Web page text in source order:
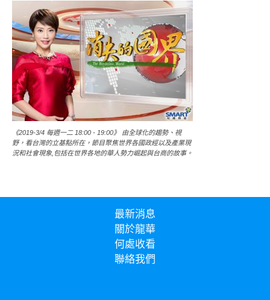
《2019-3/4 每週一二 18:00 - 19:00》 由全球化的趨勢、視
野，看台灣的立基點所在，節目聚焦世界各國政經以及產業現
況和社會現象,包括在世界各地的華人勢力崛起與台商的故事。
最新消息
關於龍華
何處收看
聯絡我們